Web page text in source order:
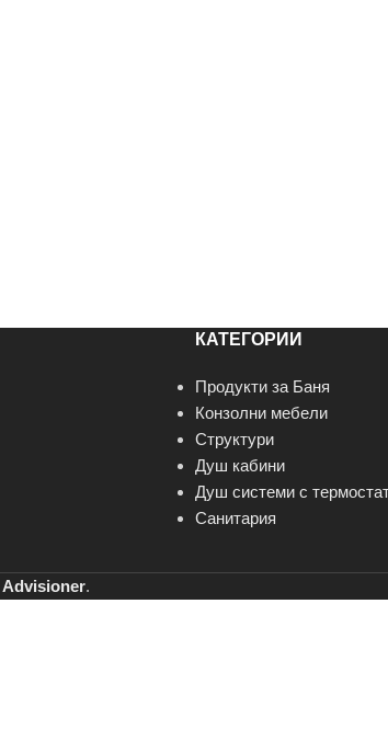
КАТЕГОРИИ
Продукти за Баня
Конзолни мебели
Структури
Душ кабини
Душ системи с
Санитария
Advisioner.